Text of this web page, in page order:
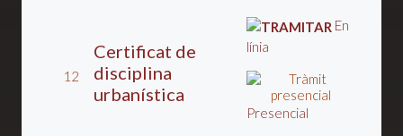
12
Certificat de
disciplina
urbanística
En
línia
Presencial